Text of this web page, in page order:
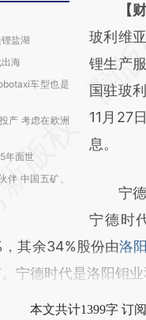
盐湖
出海
车型也是
产 考虑在欧洲
年面世
伴 中国五矿、
请务必
AI
[https://
(https://
成，可
新观点
【
玻利维
锂生产
国驻玻
11月27
息。
宁德
宁德时
其余34%股份由洛
宁德时代是洛阳钼业
本文共计1399字 订